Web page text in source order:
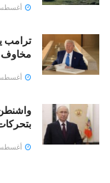
أغسطس 7,
ترامب
مخاوف
أغسطس 7,
واشنطن
أغسطس 7,